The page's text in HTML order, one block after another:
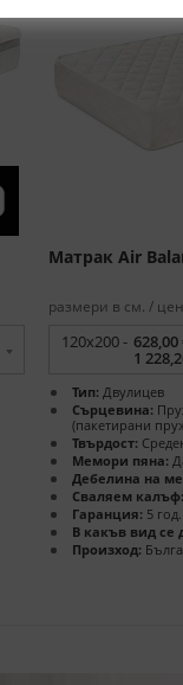
Матрак Air
размери в см. /
120x200 - 628,00
1
Тип: Двулицев
Сърцевина:
(пакетирани
Твърдост:
Мемори пяна:
Дебелина на
Сваляем калъф:
Гаранция: 5 год.
В какъв вид се
Произход: